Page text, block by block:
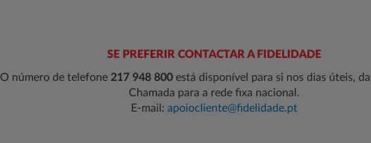
SE PREFERIR CONTACTAR A FIDELIDADE
O número de telefone 217 948 800 está disponível para si nos dias úteis,
Chamada para a rede fixa nacional.
E-mail: apoiocliente@fidelidade.pt